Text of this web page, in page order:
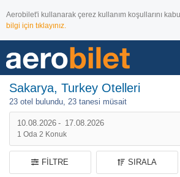
Aerobilet'i kullanarak çerez kullanım koşullarını
bilgi için tıklayınız.
10.08.2026 - 17.08.2026
1 Oda 2 Konuk
Sakarya, Turkey Otelleri
23 otel bulundu, 23 tanesi müsait
FILTRE SIRALA